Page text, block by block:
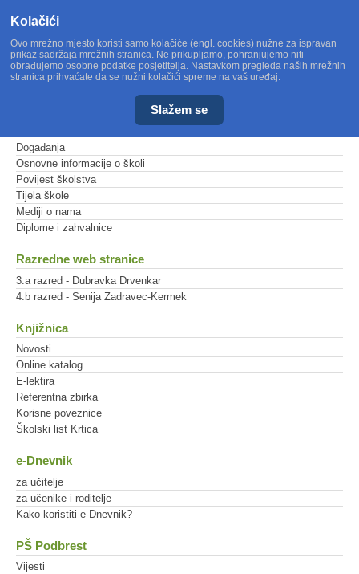
Događanja
Osnovne informacije o školi
Povijest školstva
Tijela škole
Mediji o nama
Diplome i zahvalnice
Razredne web stranice
3.a razred - Dubravka Drvenkar
4.b razred - Senija Zadravec-Kermek
Knjižnica
Novosti
Online katalog
E-lektira
Referentna zbirka
Korisne poveznice
Školski list Krtica
e-Dnevnik
za učitelje
za učenike i roditelje
Kako koristiti e-Dnevnik?
PŠ Podbrest
Vijesti
Kolačići
Ovo mrežno mjesto koristi samo kolačiće (engl. cookies) nužne za ispravan
prikaz sadržaja mrežnih stranica. Ne prikupljamo, pohranjujemo niti
obrađujemo osobne podatke posjetitelja. Nastavkom pregleda naših mrežnih
stranica prihvaćate da se nužni kolačići spreme na vaš uređaj.
Slažem se